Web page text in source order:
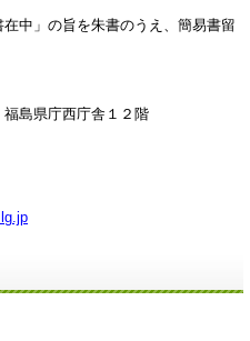
中」の旨を朱書のうえ、簡易書留
県庁西庁舎１２階